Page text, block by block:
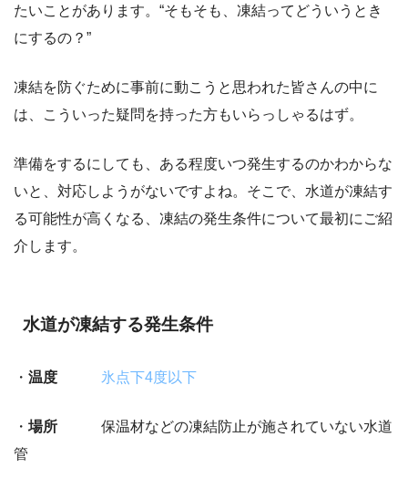
たいことがあります。“そもそも、凍結ってどういうとき
にするの？”
凍結を防ぐために事前に動こうと思われた皆さんの中に
は、こういった疑問を持った方もいらっしゃるはず。
準備をするにしても、ある程度いつ発生するのかわからな
いと、対応しようがないですよね。そこで、水道が凍結す
る可能性が高くなる、凍結の発生条件について最初にご紹
介します。
水道が凍結する発生条件
・ 温度 氷点下4度以下
・ 場所 保温材などの凍結防止が施されていない水道
管